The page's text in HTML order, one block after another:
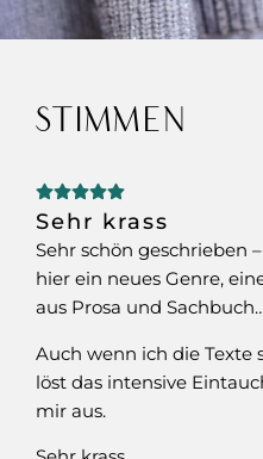
STIMMEN
Sehr krass
Sehr schön geschrieben
hier ein neues Genre,
aus Prosa und
Auch wenn ich die Texte
löst das intensive
mir aus.